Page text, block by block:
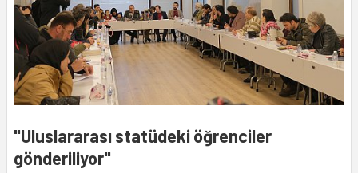
"Uluslararası statüdeki öğrenciler
gönderiliyor"